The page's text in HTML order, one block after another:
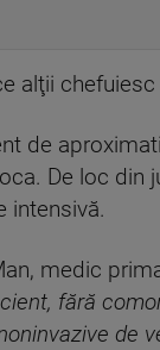
alţii
de
De loc din
intensivă.
medic
fără
de